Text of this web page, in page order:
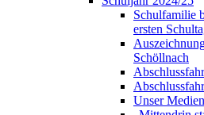
Schulfamilie
ersten
Schöllnach
Unser